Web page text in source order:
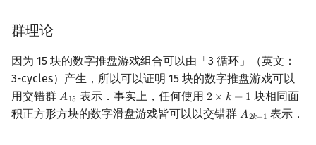
群理论
因为 15 块的数字推盘游戏组合可以由「3 循环」（英文：
3-cycles）产生，所以可以证明 15 块的数字推盘游戏可以
用交错群 𝐴15
A15 表示．事实上，任何使用 2 × 𝑘 − 1
2×k −1
块相同面
积正方形方块的数字滑盘游戏皆可以以交错群 𝐴2𝑘−1
A2k−1 表示．